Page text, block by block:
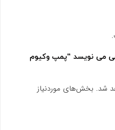
می نویسد “پمپ وکیوم
شد. بخش‌های موردنیاز